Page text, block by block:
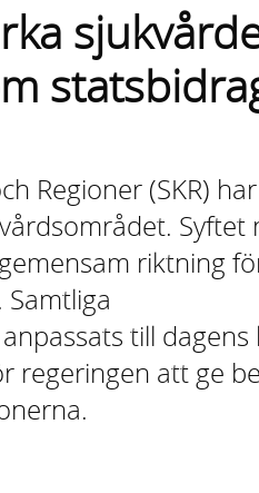
Regioner (SKR)
Syftet
riktning
till dagens
regeringen att ge